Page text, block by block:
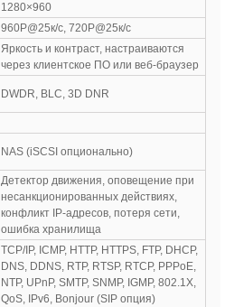
1280×960
960P@25к/с, 720P@25к/с
Яркость и контраст, настраиваются
через клиентское ПО или веб-браузер
DWDR, BLC, 3D DNR
NAS (iSCSI опционально)
Детектор движения, оповещение при
несанкционированных действиях,
конфликт IP-адресов, потеря сети,
ошибка хранилища
TCP/IP, ICMP, HTTP, HTTPS, FTP, DHCP,
DNS, DDNS, RTP, RTSP, RTCP, PPPoE,
NTP, UPnP, SMTP, SNMP, IGMP, 802.1X,
QoS, IPv6, Bonjour (SIP опция)